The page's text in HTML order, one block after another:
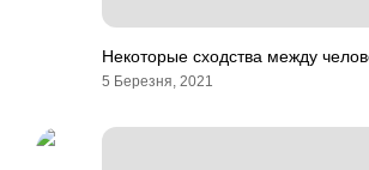
Некоторые сходства между
5 Березня, 2021